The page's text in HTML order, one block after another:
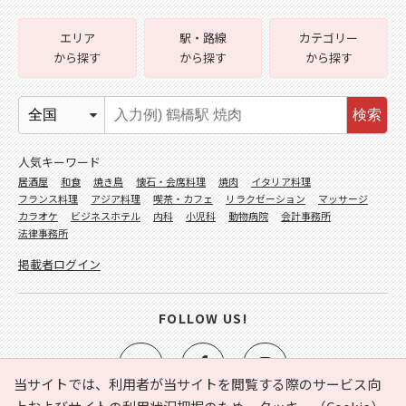
当サイトでは、利用者が当サイトを閲覧する際のサービス向
エリア
から探す
駅・路線
から探す
カテゴリー
から探す
検索
人気キーワード
居酒屋 和食 焼き鳥 懐石・会席料理 焼肉
イタリア料理
フランス料理
アジア料理 喫茶・カフェ リラクゼーション
マッサージ
カラオケ
ビジネスホテル 内科 小児科 動物病院
会計事務所
法律事務所
掲載者ログイン
FOLLOW US!